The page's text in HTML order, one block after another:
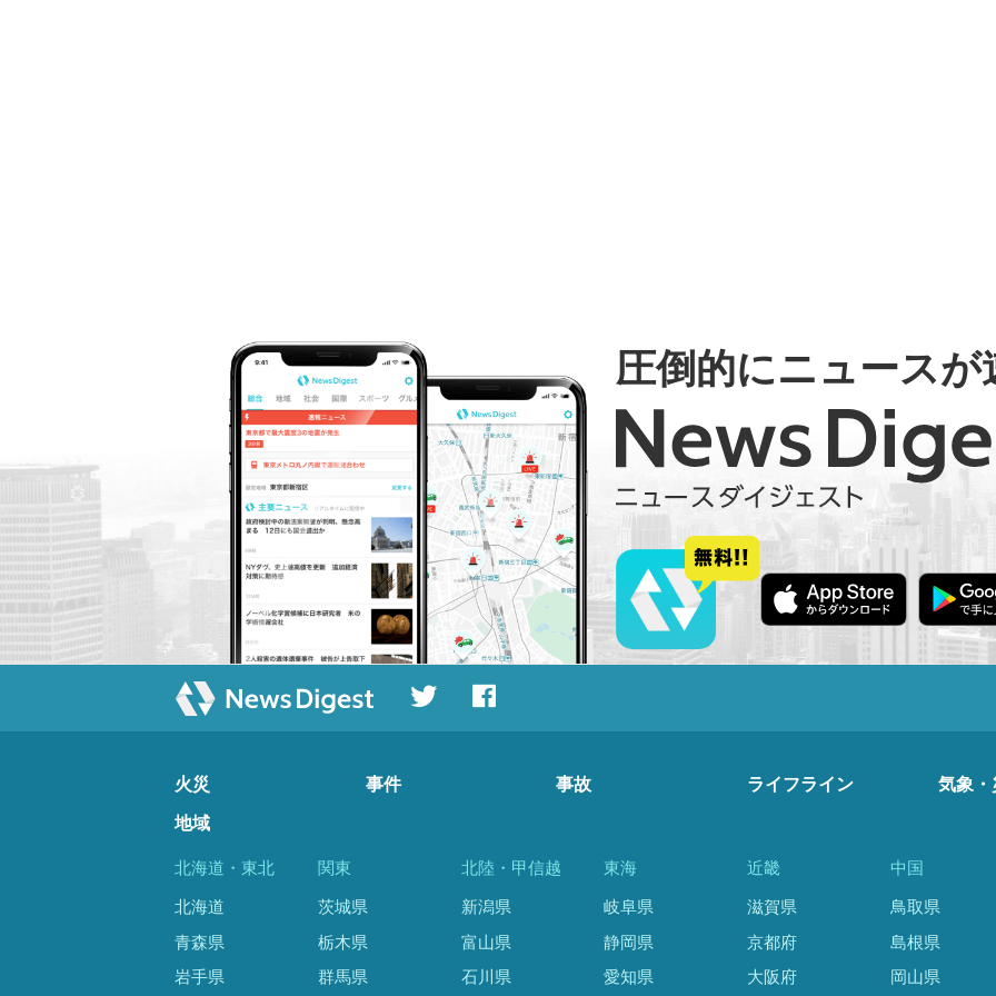
圧倒的にニュースが
火災 事件 事故 ライフライン 気象・
地域
北海道・東北
北海道
青森県
岩手県
関東
茨城県
栃木県
群馬県
北陸・甲信越
新潟県
富山県
石川県
東海
岐阜県
静岡県
愛知県
近畿
滋賀県
京都府
大阪府
中国
鳥取県
島根県
岡山県